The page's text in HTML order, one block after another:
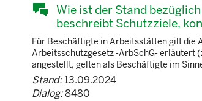
Wie ist der Stand
beschreibt Schutzziele,
Für Beschäftigte in Arbeitsstätten gilt die
Arbeitsschutzgesetz -ArbSchG- erläutert
angestellt, gelten als Beschäftigte im
Stand:13.09.2024
Dialog:8480